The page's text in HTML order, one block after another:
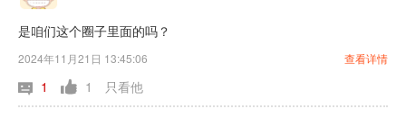
是咱们这个圈子里面的吗？
2024年11月21日 13:45:06 查看详情
1 1 只看他